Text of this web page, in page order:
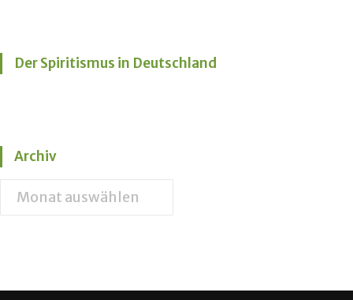
Der Spiritismus in Deutschland
Archiv